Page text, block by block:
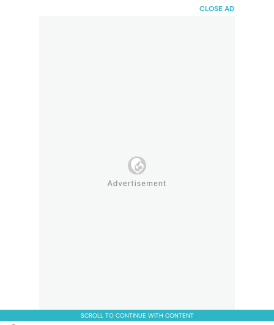
CLOSE AD
SCROLL TO CONTINUE WITH CONTENT